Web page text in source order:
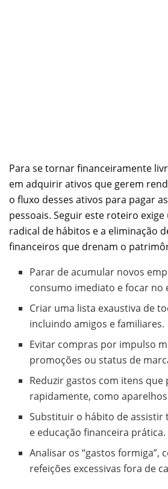
Para se tornar financeiramente
em adquirir ativos que gerem
o fluxo desses ativos para pagar
pessoais. Seguir este roteiro
radical de hábitos e a eliminação
financeiros que drenam o
Parar de acumular novos
consumo imediato e focar no
Criar uma lista exaustiva de
incluindo amigos e familiares.
Evitar compras por impulso
promoções ou status de
Reduzir gastos com itens
rapidamente, como
Substituir o hábito de assistir
e educação financeira prática.
Analisar os “gastos formiga”,
refeições excessivas fora de